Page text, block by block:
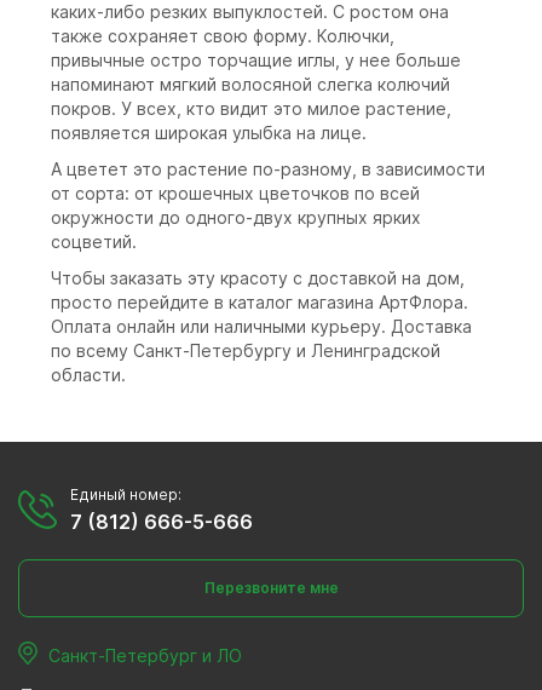
каких-либо резких выпуклостей. С ростом она
также сохраняет свою форму. Колючки,
привычные остро торчащие иглы, у нее больше
напоминают мягкий волосяной слегка колючий
покров. У всех, кто видит это милое растение,
появляется широкая улыбка на лице.
А цветет это растение по-разному, в зависимости
от сорта: от крошечных цветочков по всей
окружности до одного-двух крупных ярких
соцветий.
Чтобы заказать эту красоту с доставкой на дом,
просто перейдите в каталог магазина АртФлора.
Оплата онлайн или наличными курьеру. Доставка
по всему Санкт-Петербургу и Ленинградской
области.
Единый номер:
7 (812) 666-5-666
Перезвоните мне
Санкт-Петербург и ЛО